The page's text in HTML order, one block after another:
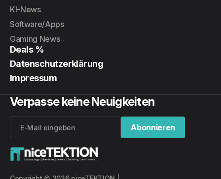
KI-News
Software/Apps
Gaming News
Deals %
Datenschutzerklärung
Impressum
Verpasse keine Neuigkeiten
Abonnieren
Abonnieren